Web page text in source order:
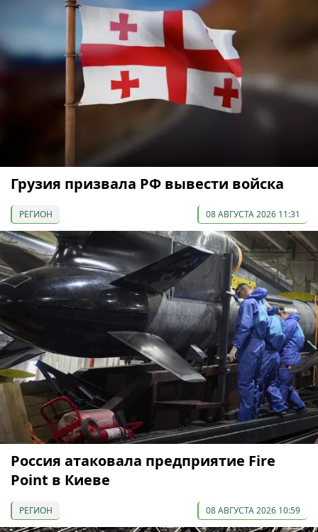
Грузия призвала РФ вывести войска
РЕГИОН 08 АВГУСТА 2026 11:31
Россия атаковала предприятие Fire
Point в Киеве
РЕГИОН 08 АВГУСТА 2026 10:59